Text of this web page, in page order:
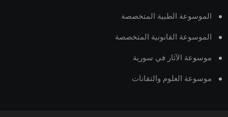
الموسوعة الطبية المتخصصة
الموسوعة القانونية المتخصصة
موسوعة الآثار في سورية
موسوعة العلوم والتقانات